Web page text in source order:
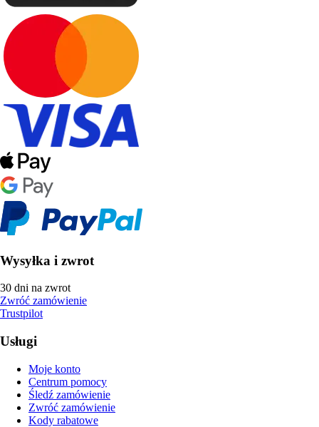
Wysyłka i zwrot
30 dni na zwrot
Zwróć zamówienie
Trustpilot
Usługi
Moje konto
Centrum pomocy
Śledź zamówienie
Zwróć zamówienie
Kody rabatowe